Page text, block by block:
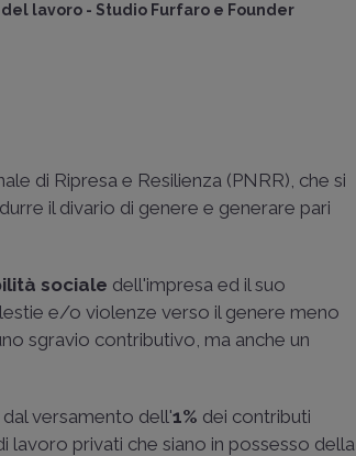
lavoro - Studio Furfaro e Founder
di Ripresa e Resilienza (PNRR), che si
il divario di genere e generare pari
sociale dell'impresa ed il suo
e/o violenze verso il genere meno
sgravio contributivo, ma anche un
versamento dell'1% dei contributi
lavoro privati che siano in possesso della